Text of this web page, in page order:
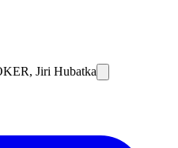
Jiri Hubatka